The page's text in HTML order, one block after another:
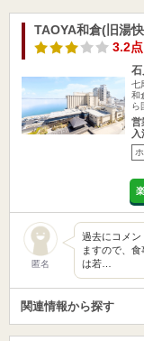
TAOYA和倉(旧湯
3.2点
石
七
和
ら
営
入
匿名
過去にコメ
ますので、
は若…
関連情報から探す